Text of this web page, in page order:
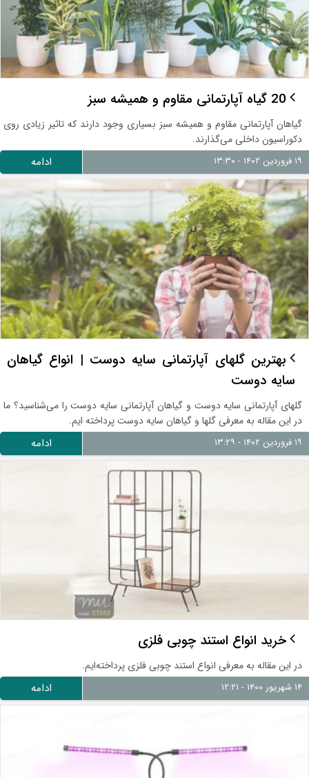
20 گیاه آپارتمانی مقاوم و همیشه سبز
گیاهان آپارتمانی مقاوم و همیشه سبز بسیاری وجود دارند که تاثیر زیادی روی
دکوراسیون داخلی می‌گذارند.
ادامه
بهترین گلهای آپارتمانی سایه دوست | انواع گیاهان
سایه دوست
گلهای آپارتمانی سایه دوست و گیاهان آپارتمانی سایه دوست را می‌شناسید؟ ما
در این مقاله به معرفی گلها و گیاهان سایه دوست پرداخته ایم.
ادامه
خرید انواع استند چوبی فلزی
در این مقاله به معرفی انواع استند چوبی فلزی پرداخته‌ایم.
۱۴ شهریور ۱۴۰۰ - ۱۲:۲۱ ادامه